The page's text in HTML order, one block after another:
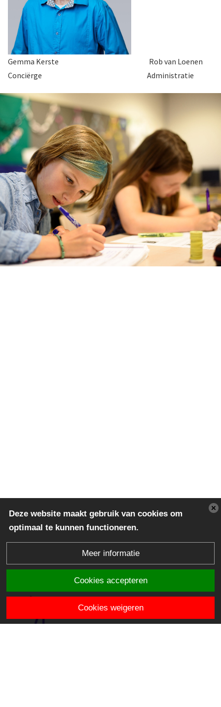
Gemma Kerste Rob van Loenen
Conciërge Administratie
Deze website maakt gebruik van cookies om
optimaal te kunnen functioneren.
Meer informatie
Cookies accepteren
Cookies weigeren